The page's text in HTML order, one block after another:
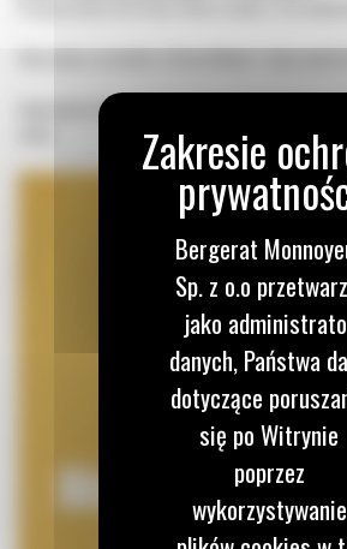
Sugerujemy skorzystanie z menu nawigacyjnego w
Bergerat
Sp. z o.o
jako
danych, Państwa
dotyczące
się po Witrynie
poprzez
wykorzystywanie